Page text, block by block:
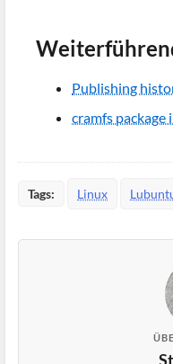
Publishing
cramfs package
Tags: Linux